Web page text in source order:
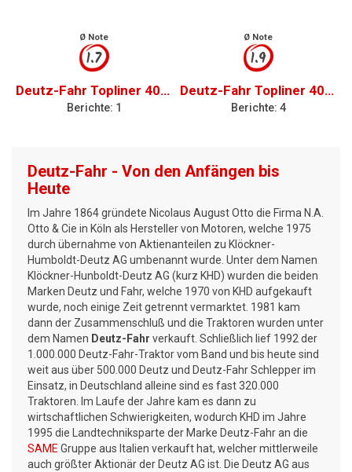
Ø Note
1.7
Deutz-Fahr Topliner 4065
Berichte: 1
Ø Note
1.9
Deutz-Fahr Topliner 4080 HTS
Berichte: 4
Deutz-Fahr - Von den Anfängen bis
Heute
Im Jahre 1864 gründete Nicolaus August Otto die Firma N.A.
Otto & Cie in Köln als Hersteller von Motoren, welche 1975
durch übernahme von Aktienanteilen zu Klöckner-
Humboldt-Deutz AG umbenannt wurde. Unter dem Namen
Klöckner-Hunboldt-Deutz AG (kurz KHD) wurden die beiden
Marken Deutz und Fahr, welche 1970 von KHD aufgekauft
wurde, noch einige Zeit getrennt vermarktet. 1981 kam
dann der Zusammenschluß und die Traktoren wurden unter
dem Namen Deutz-Fahr verkauft. Schließlich lief 1992 der
1.000.000 Deutz-Fahr-Traktor vom Band und bis heute sind
weit aus über 500.000 Deutz und Deutz-Fahr Schlepper im
Einsatz, in Deutschland alleine sind es fast 320.000
Traktoren. Im Laufe der Jahre kam es dann zu
wirtschaftlichen Schwierigkeiten, wodurch KHD im Jahre
1995 die Landtechniksparte der Marke Deutz-Fahr an die
SAME Gruppe aus Italien verkauft hat, welcher mittlerweile
auch größter Aktionär der Deutz AG ist. Die Deutz AG aus